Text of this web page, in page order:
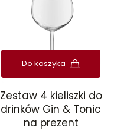
Do koszyka
Zestaw 4 kieliszki do
drinków Gin & Tonic
na prezent